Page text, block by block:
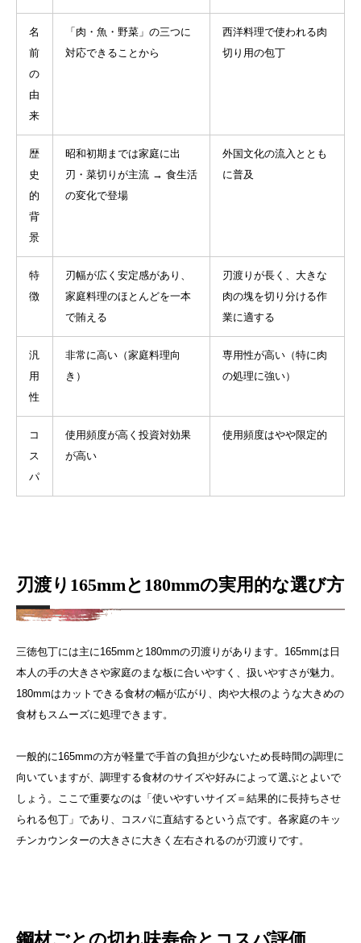
名
前
の
由
来
「肉・魚・野菜」の三つに
対応できることから
西洋料理で使われる肉
切り用の包丁
歴
史
的
背
景
昭和初期までは家庭に出
刃・菜切りが主流 → 食生活
の変化で登場
外国文化の流入ととも
に普及
特
徴
刃幅が広く安定感があり、
家庭料理のほとんどを一本
で賄える
刃渡りが長く、大きな
肉の塊を切り分ける作
業に適する
汎
用
性
非常に高い（家庭料理向
き）
専用性が高い（特に肉
の処理に強い）
コ
ス
パ
使用頻度が高く投資対効果
が高い
使用頻度はやや限定的
刃渡り165mmと180mmの実用的な選び方
三徳包丁には主に165mmと180mmの刃渡りがあります。165mmは日
本人の手の大きさや家庭のまな板に合いやすく、扱いやすさが魅力。
180mmはカットできる食材の幅が広がり、肉や大根のような大きめの
食材もスムーズに処理できます。
一般的に165mmの方が軽量で手首の負担が少ないため長時間の調理に
向いていますが、調理する食材のサイズや好みによって選ぶとよいで
しょう。ここで重要なのは「使いやすいサイズ＝結果的に長持ちさせ
られる包丁」であり、コスパに直結するという点です。各家庭のキッ
チンカウンターの大きさに大きく左右されるのが刃渡りです。